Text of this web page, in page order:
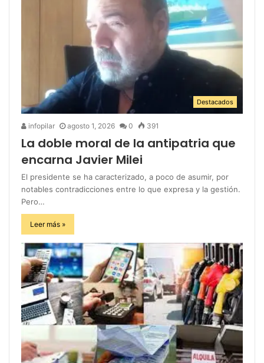
Destacados
infopilar agosto 1, 2026 0 391
La doble moral de la antipatria que
encarna Javier Milei
El presidente se ha caracterizado, a poco de asumir, por
notables contradicciones entre lo que expresa y la gestión.
Pero…
Leer más »